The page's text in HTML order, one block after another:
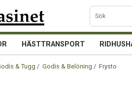
HÄSTTRANSPORT
& Tugg / Godis & Belöning / Frystorkat